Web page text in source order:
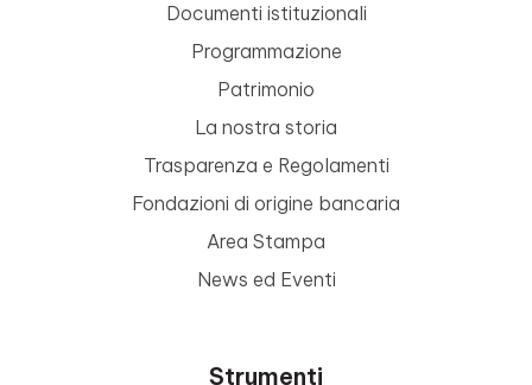
Documenti istituzionali
Programmazione
Patrimonio
La nostra storia
Trasparenza e Regolamenti
Fondazioni di origine bancaria
Area Stampa
News ed Eventi
Strumenti